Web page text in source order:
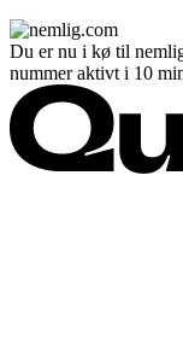
Du er nu i kø til
nummer aktivt i 10